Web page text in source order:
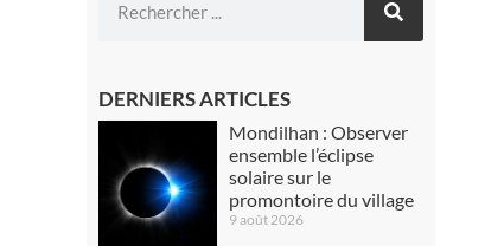
DERNIERS ARTICLES
Mondilhan : Observer
ensemble l’éclipse
solaire sur le
promontoire du village
9 août 2026